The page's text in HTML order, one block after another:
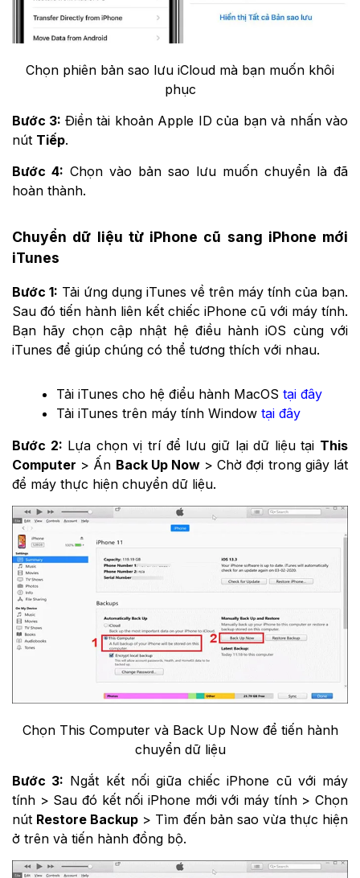
Chọn phiên bản sao lưu iCloud mà bạn muốn khôi
phục
Bước 3: Điền tài khoản Apple ID của bạn và nhấn vào
nút Tiếp.
Bước 4: Chọn vào bản sao lưu muốn chuyển là đã
hoàn thành.
Chuyển dữ liệu từ iPhone cũ sang iPhone mới
iTunes
Bước 1: Tải ứng dụng iTunes về trên máy tính của bạn.
Sau đó tiến hành liên kết chiếc iPhone cũ với máy tính.
Bạn hãy chọn cập nhật hệ điều hành iOS cùng với
iTunes để giúp chúng có thể tương thích với nhau.
Tải iTunes cho hệ điểu hành MacOS tại đây
Tải iTunes trên máy tính Window tại đây
Bước 2: Lựa chọn vị trí để lưu giữ lại dữ liệu tại This
Computer > Ấn Back Up Now> Chờ đợi trong giây lát
để máy thực hiện chuyển dữ liệu.
Chọn This Computer và Back Up Now để tiến hành
chuyển dữ liệu
Bước 3: Ngắt kết nối giữa chiếc iPhone cũ với máy
tính > Sau đó kết nối iPhone mới với máy tính > Chọn
nút Restore Backup > Tìm đến bản sao vừa thực hiện
ở trên và tiến hành đồng bộ.